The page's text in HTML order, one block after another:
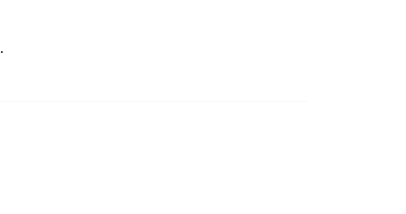
Procesión Extraordinaria de Nª Sª de la Soledad de Hinojos‏.